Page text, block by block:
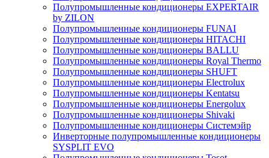
Полупромышленные кондиционеры EXPERTAIR
by ZILON
Полупромышленные кондиционеры FUNAI
Полупромышленные кондиционеры HITACHI
Полупромышленные кондиционеры BALLU
Полупромышленные кондиционеры Royal Thermo
Полупромышленные кондиционеры SHUFT
Полупромышленные кондиционеры Electrolux
Полупромышленные кондиционеры Kentatsu
Полупромышленные кондиционеры Energolux
Полупромышленные кондиционеры Shivaki
Полупромышленные кондиционеры Системэйр
Инверторные полупромышленные кондиционеры
SYSPLIT EVO